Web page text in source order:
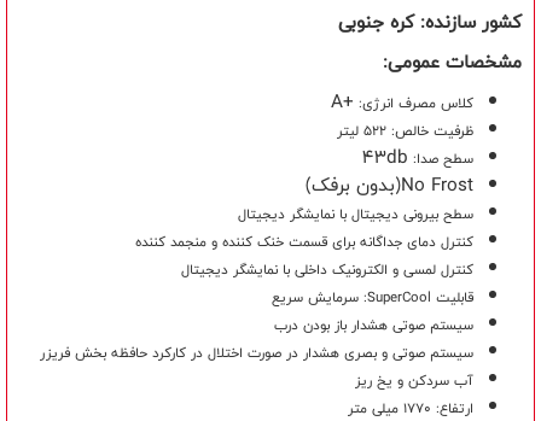
کشور سازنده: کره جنوبی
مشخصات عمومی:
کلاس مصرف انرژی: A+
ظرفیت خالص: 522 لیتر
سطح صدا: 43db
(بدون برفک)No Frost
سطح بیرونی دیجیتال با نمایشگر دیجیتال
کنترل دمای جداگانه برای قسمت خنک کننده و منجمد کننده
کنترل لمسی و الکترونیک داخلی با نمایشگر دیجیتال
قابلیت SuperCool: سرمایش سریع
سیستم صوتی هشدار باز بودن درب
سیستم صوتی و بصری هشدار در صورت اختلال در کارکرد حافظه بخش فریزر
آب سردکن و یخ ریز
ارتفاع: 1770 میلی متر